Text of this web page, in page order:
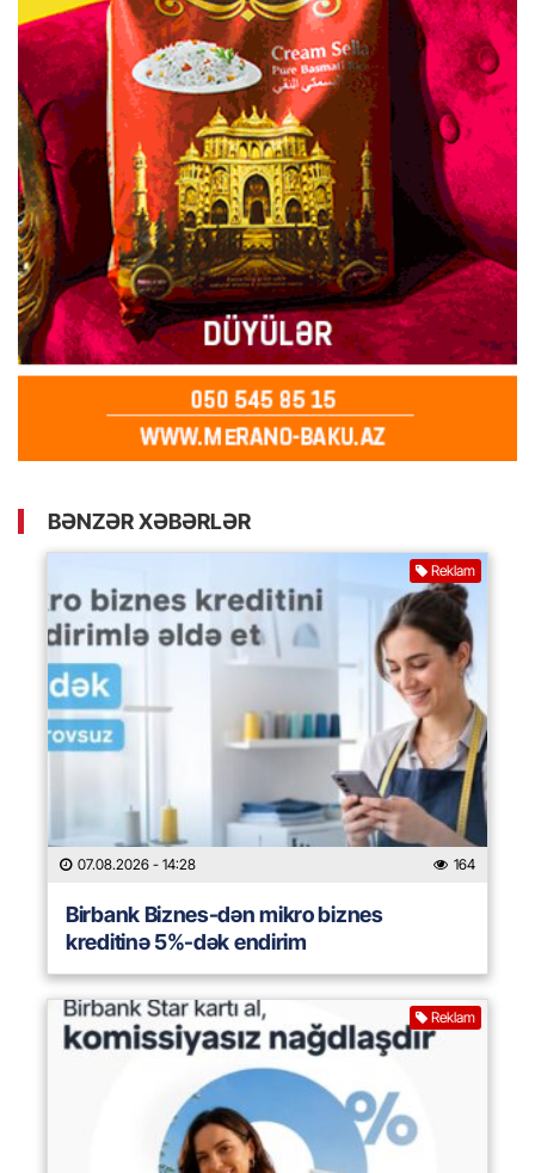
BƏNZƏR XƏBƏRLƏR
Reklam
07.08.2026 - 14:28 164
Birbank Biznes-dən mikro biznes
kreditinə 5%-dək endirim
Reklam